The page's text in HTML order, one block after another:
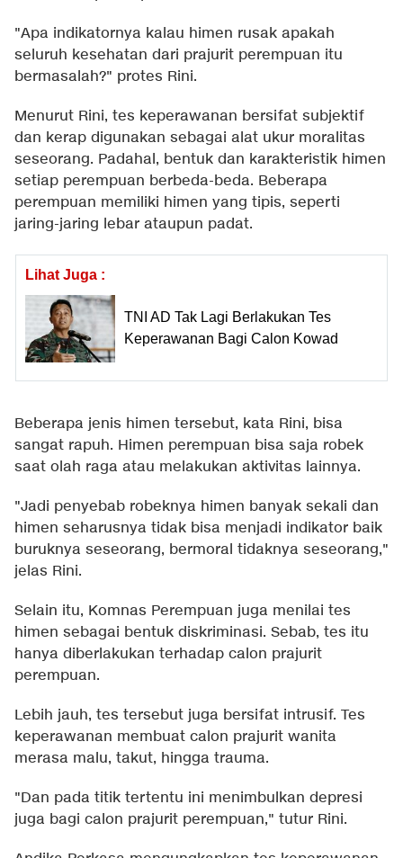
"Apa indikatornya kalau himen rusak apakah
seluruh kesehatan dari prajurit perempuan itu
bermasalah?" protes Rini.
Menurut Rini, tes keperawanan bersifat subjektif
dan kerap digunakan sebagai alat ukur moralitas
seseorang. Padahal, bentuk dan karakteristik himen
setiap perempuan berbeda-beda. Beberapa
perempuan memiliki himen yang tipis, seperti
jaring-jaring lebar ataupun padat.
Lihat Juga :
TNI AD Tak Lagi Berlakukan Tes
Keperawanan Bagi Calon Kowad
Beberapa jenis himen tersebut, kata Rini, bisa
sangat rapuh. Himen perempuan bisa saja robek
saat olah raga atau melakukan aktivitas lainnya.
"Jadi penyebab robeknya himen banyak sekali dan
himen seharusnya tidak bisa menjadi indikator baik
buruknya seseorang, bermoral tidaknya seseorang,"
jelas Rini.
Selain itu, Komnas Perempuan juga menilai tes
himen sebagai bentuk diskriminasi. Sebab, tes itu
hanya diberlakukan terhadap calon prajurit
perempuan.
Lebih jauh, tes tersebut juga bersifat intrusif. Tes
keperawanan membuat calon prajurit wanita
merasa malu, takut, hingga trauma.
"Dan pada titik tertentu ini menimbulkan depresi
juga bagi calon prajurit perempuan," tutur Rini.